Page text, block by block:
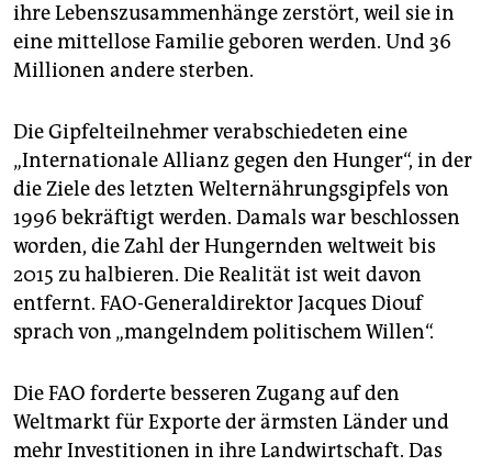
ihre Lebenszusammenhänge zerstört, weil sie in
eine mittellose Familie geboren werden. Und 36
Millionen andere sterben.
Die Gipfelteilnehmer verabschiedeten eine
„Internationale Allianz gegen den Hunger“, in der
die Ziele des letzten Welternährungsgipfels von
1996 bekräftigt werden. Damals war beschlossen
worden, die Zahl der Hungernden weltweit bis
2015 zu halbieren. Die Realität ist weit davon
entfernt. FAO-Generaldirektor Jacques Diouf
sprach von „mangelndem politischem Willen“.
Die FAO forderte besseren Zugang auf den
Weltmarkt für Exporte der ärmsten Länder und
mehr Investitionen in ihre Landwirtschaft. Das